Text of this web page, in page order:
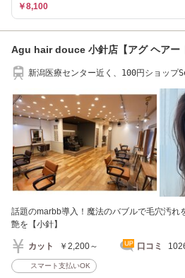
￥8,100
Agu hair douce 小針店【アグ ヘアー
新潟医療センター近く、100円ショップ
話題のmarbb導入！魔法のバブルで毛穴汚れ
艶を【小針】
カット ￥2,200～ 口コミ
スマート支払いOK